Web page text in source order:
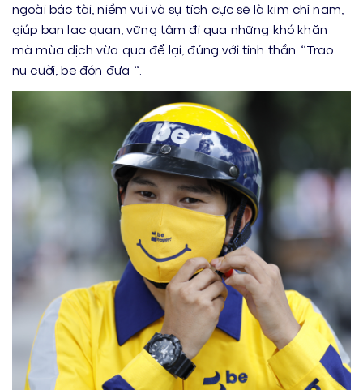
ngoài bác tài, niềm vui và sự tích cực sẽ là kim chỉ nam,
giúp bạn lạc quan, vững tâm đi qua những khó khăn
mà mùa dịch vừa qua để lại, đúng với tinh thần “Trao
nụ cười, be đón đưa “.